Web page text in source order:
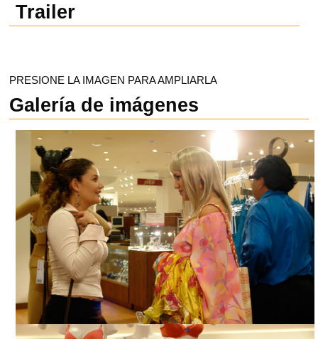
Trailer
PRESIONE LA IMAGEN PARA AMPLIARLA
Galería de imágenes